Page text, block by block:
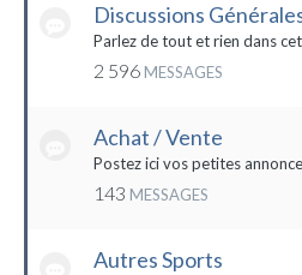
Discussions
Parlez de tout et rien dans
2 596 MESSAGES
Achat / Vente
Postez ici vos petites
143 MESSAGES
Autres Sports